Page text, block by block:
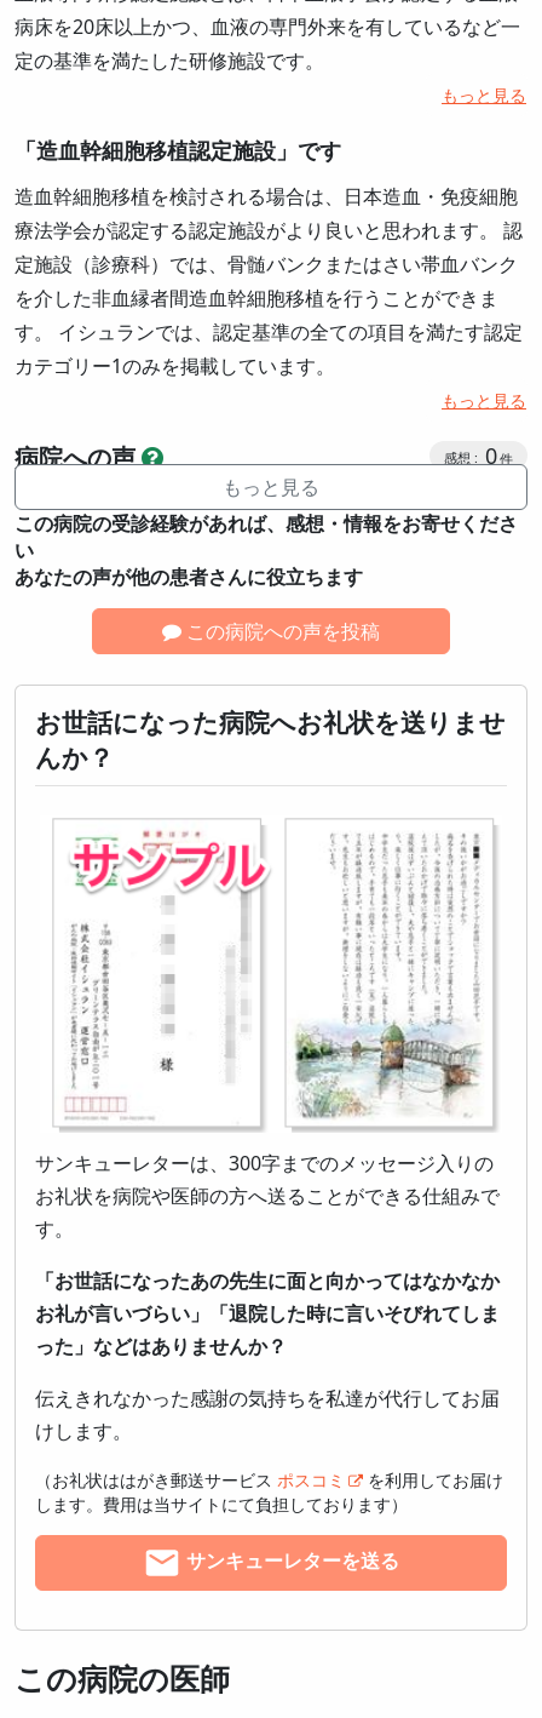
病床を20床以上かつ、血液の専門外来を有しているなど一
定の基準を満たした研修施設です。
もっと見る
「造血幹細胞移植認定施設」です
造血幹細胞移植を検討される場合は、日本造血・免疫細胞
療法学会が認定する認定施設がより良いと思われます。 認
定施設（診療科）では、骨髄バンクまたはさい帯血バンク
を介した非血縁者間造血幹細胞移植を行うことができま
す。 イシュランでは、認定基準の全ての項目を満たす認定
カテゴリー1のみを掲載しています。
もっと見る
病院への声 感想投稿
0
もっと見る
この病院の受診経験があれば、感想・情報をお寄せくださ
い
あなたの声が他の患者さんに役立ちます
この病院への声を投稿
お世話になった病院へお礼状を送りませ
んか？
サンキューレターは、300字までのメッセージ入りの
お礼状を病院や医師の方へ送ることができる仕組みで
す。
「お世話になったあの先生に面と向かってはなかなか
お礼が言いづらい」「退院した時に言いそびれてしま
った」などはありませんか？
伝えきれなかった感謝の気持ちを私達が代行してお届
けします。
（お礼状ははがき郵送サービス ポスコミ
を利用してお届け
します。費用は当サイトにて負担しております）
サンキューレターを送る
この病院の医師